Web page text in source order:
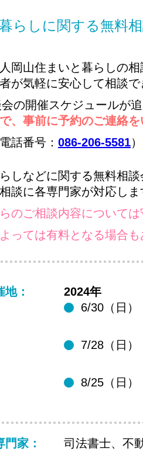
らしに関する無料
岡山住まいと暮らしの
が気軽に安心して相談
の開催スケジュールが追
、事前に予約のご連絡
話番号： 086-206-5581）
しなどに関する無料相
談に各専門家が対応しま
のご相談内容については
っては有料となる場合も
地：
2024年
6/30（日）
7/28（日）
8/25（日）
家： 司法書士、不